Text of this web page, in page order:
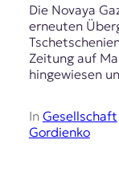
Die Novaya
erneuten
Zeitung auf
hingewiesen
In Gesellschaft
Gordienko